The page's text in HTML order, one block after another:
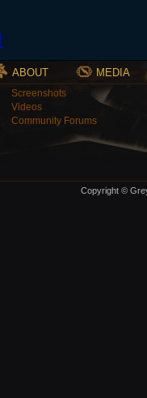
ABOUT MEDIA
Screenshots
Videos
Community Forums
Copyright ©